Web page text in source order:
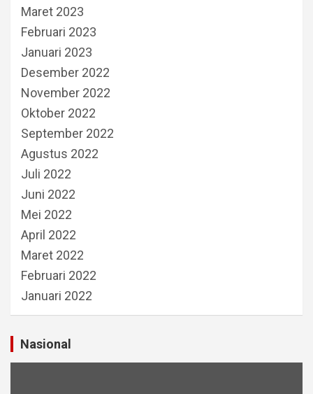
Maret 2023
Februari 2023
Januari 2023
Desember 2022
November 2022
Oktober 2022
September 2022
Agustus 2022
Juli 2022
Juni 2022
Mei 2022
April 2022
Maret 2022
Februari 2022
Januari 2022
Nasional